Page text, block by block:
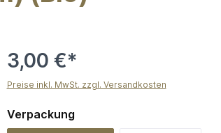
3,00 €*
Preise inkl. MwSt. zzgl. Versandkosten
Verpackungauswählen